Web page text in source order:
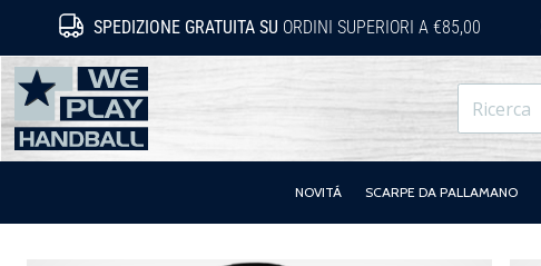
SPEDIZIONE GRATUITA SU ORDINI SUPERIORI A €85,00
WePlayHandball.it
NOVITÁ SCARPE DA PALLAMANO